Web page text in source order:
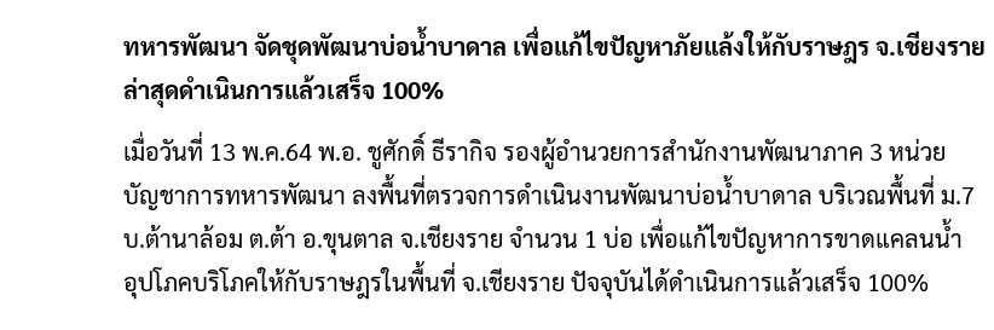
ทหารพัฒนา​ จัดชุดพัฒนาบ่อน้ำบาดาล เพื่อแก้ไขปัญหาภัยแล้งให้กับราษฎร จ.เชียงราย
ล่าสุดดำเนินการแล้วเสร็จ 100%
เมื่อวันที่​ 13 พ.ค.64 พ.อ. ชูศักดิ์ ธีรากิจ รองผู้อำนวยการสำนักงานพัฒนาภาค 3 หน่วย
บัญชาการทหารพัฒนา ลงพื้นที่ตรวจการดำเนินงานพัฒนาบ่อน้ำบาดาล บริเวณพื้นที่ ม.7
บ.ต้านาล้อม ต.ต้า อ.ขุนตาล จ.เชียงราย จำนวน​ 1 บ่อ เพื่อแก้ไขปัญหาการขาดแคลนน้ำ
อุปโภคบริโภคให้กับราษฎรในพื้นที่ จ.เชียงราย ปัจจุบันได้ดำเนินการแล้วเสร็จ 100%